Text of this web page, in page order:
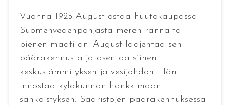
Vuonna 1925 August ostaa huutokaupassa
Suomenvedenpohjasta meren rannalta
pienen maatilan. August laajentaa sen
päärakennusta ja asentaa siihen
keskuslämmityksen ja vesijohdon. Hän
innostaa kyläkunnan hankkimaan
sähköistyksen. Saaristojen päärakennuksessa